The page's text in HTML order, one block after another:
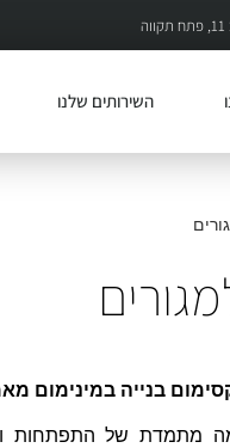
השירותים שלנו
בנייה במינימום
מתמדת של התפתחות